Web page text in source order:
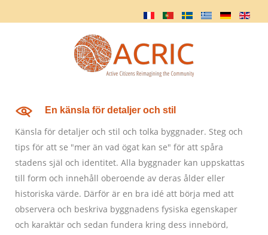
En känsla för detaljer och stil
Känsla för detaljer och stil och tolka byggnader. Steg och
tips för att se "mer än vad ögat kan se" för att spåra
stadens själ och identitet. Alla byggnader kan uppskattas
till form och innehåll oberoende av deras ålder eller
historiska värde. Därför är en bra idé att börja med att
observera och beskriva byggnadens fysiska egenskaper
och karaktär och sedan fundera kring dess innebörd,